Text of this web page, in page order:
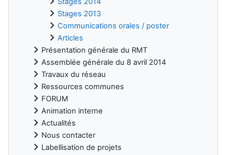
Stages 2013
Communications orales / poster
Articles
Présentation générale du RMT
Assemblée générale du 8 avril 2014
Travaux du réseau
Ressources communes
FORUM
Animation interne
Actualités
Nous contacter
Labellisation de projets